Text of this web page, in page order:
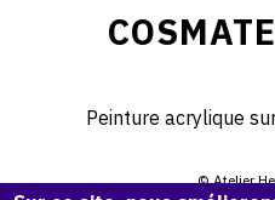
Peinture acrylique
© Atelier